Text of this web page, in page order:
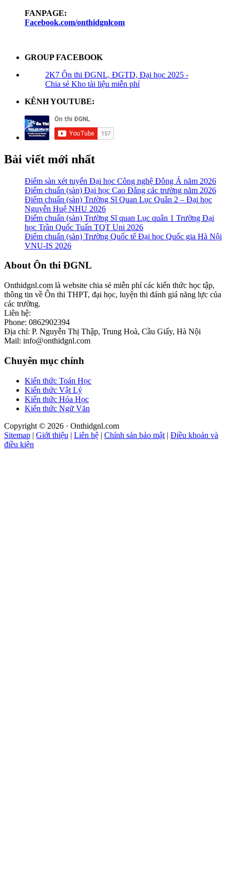
FANPAGE:
Facebook.com/onthidgnlcom
GROUP FACEBOOK
2K7 Ôn thi ĐGNL, ĐGTD, Đại học 2025 -
Chia sẻ Kho tài liệu miễn phí
KÊNH YOUTUBE:
Bài viết mới nhất
Điểm sàn xét tuyển Đại học Công nghệ Đông Á năm 2026
Điểm chuẩn (sàn) Đại học Cao Đẳng các trường năm 2026
Điểm chuẩn (sàn) Trường Sĩ Quan Lục Quân 2 – Đại học
Nguyễn Huệ NHU 2026
Điểm chuẩn (sàn) Trường Sĩ quan Lục quân 1 Trường Đại
học Trần Quốc Tuấn TQT Uni 2026
Điểm chuẩn (sàn) Trường Quốc tế Đại học Quốc gia Hà Nội
VNU-IS 2026
Footer
About Ôn thi ĐGNL
Onthidgnl.com là website chia sẻ miễn phí các kiến thức học tập,
thông tin về Ôn thi THPT, đại học, luyện thi đánh giá năng lực của
các trường.
Liên hệ:
Phone: 0862902394
Địa chỉ: P. Nguyễn Thị Thập, Trung Hoà, Cầu Giấy, Hà Nội
Mail: info@onthidgnl.com
Chuyên mục chính
Kiến thức Toán Học
Kiến thức Vật Lý
Kiến thức Hóa Học
Kiến thức Ngữ Văn
Copyright © 2026 · Onthidgnl.com
Sitemap | Giới thiệu | Liên hệ | Chính sản bảo mật | Điều khoản và
điều kiện